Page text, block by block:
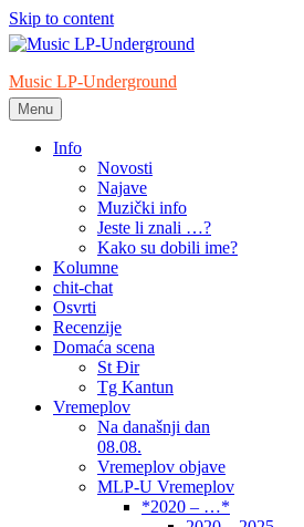
Skip to content
Music LP-Underground
samo muzika i …..
Menu
Info
Novosti
Najave
Muzički info
Jeste li znali …?
Kako su dobili ime?
Kolumne
chit-chat
Osvrti
Recenzije
Domaća scena
St Đir
Tg Kantun
Vremeplov
Na današnji dan
08.08.
Vremeplov objave
MLP-U Vremeplov
*2020 – …*